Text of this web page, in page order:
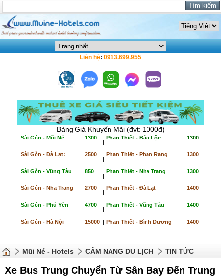
Liên hệ: 0913.699.955
Bảng Giá Khuyến Mãi (đvt: 1000đ)
Sài Gòn - Mũi Né 1300
|
Phan Thiết - Bảo Lộc 1300
Sài Gòn - Đà Lạt: 2500
|
Phan Thiết - Phan Rang 1300
Sài Gòn - Vũng Tàu 850
|
Phan Thiết - Nha Trang 1300
Sài Gòn - Nha Trang 2700
|
Phan Thiết - Đà Lạt 1400
Sài Gòn - Phú Yên 4700
|
Phan Thiết - Vũng Tàu 1400
Sài Gòn - Hà Nội 15000 | Phan Thiết - Bình Dương 1400
Mũi Né - Hotels CẨM NANG DU LỊCH TIN TỨC
Xe Bus Trung Chuyển Từ Sân Bay Đến Trung